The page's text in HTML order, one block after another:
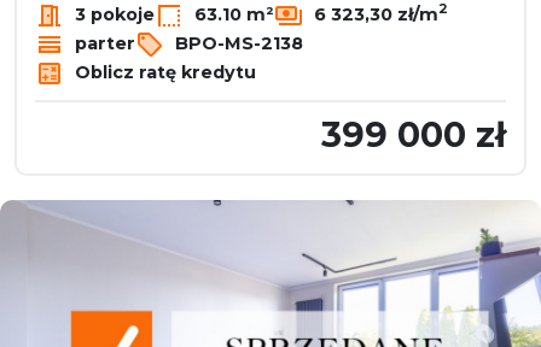
3 pokoje 63.10 m² 6 323,30 zł/m2
parter
BPO-MS-2138
Oblicz ratę kredytu
399 000 zł